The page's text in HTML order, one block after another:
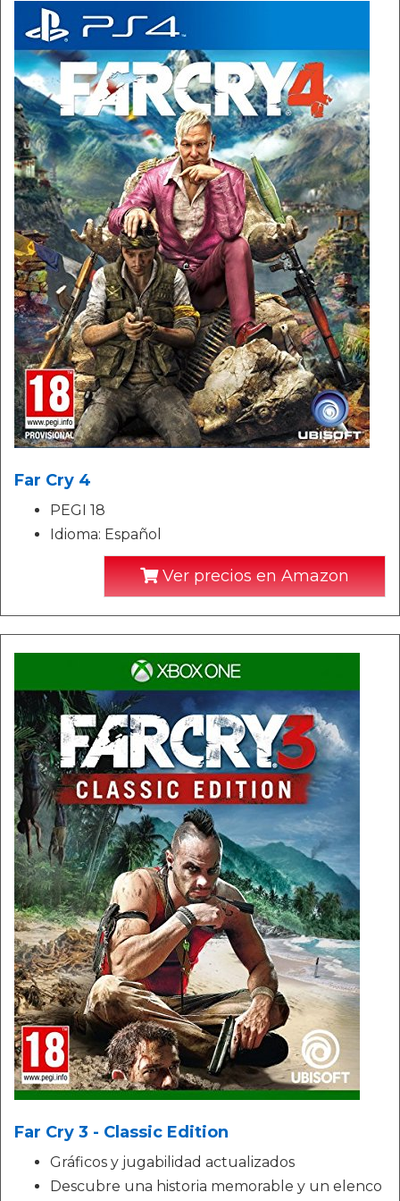
Far Cry 4
PEGI 18
Idioma: Español
Ver precios en Amazon
Far Cry 3 - Classic Edition
Gráficos y jugabilidad actualizados
Descubre una historia memorable y un elenco